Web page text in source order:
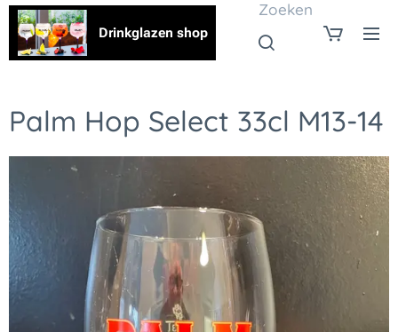
Drinkglazen shop
Zoeken
Palm Hop Select 33cl M13-14